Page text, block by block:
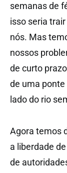
semanas de
isso seria
nós. Mas
nossos
de curto
de uma
lado do rio
Agora temos
a liberdade
de